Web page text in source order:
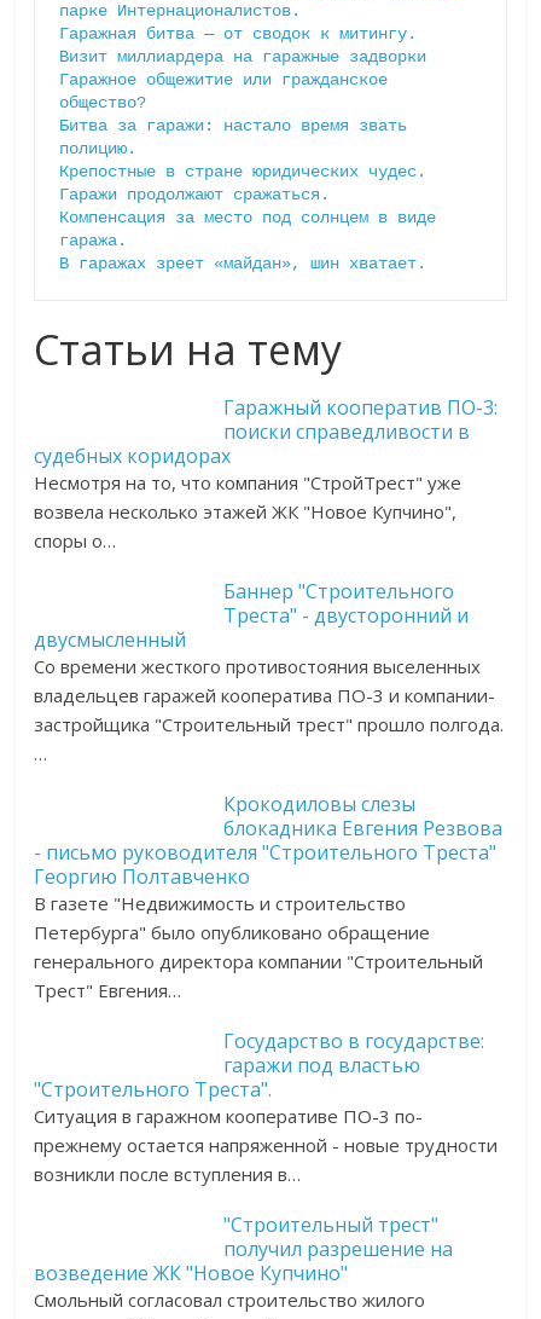
парке Интернационалистов.
Гаражная битва — от сводок к митингу.
Визит миллиардера на гаражные задворки
Гаражное общежитие или гражданское
общество?
Битва за гаражи: настало время звать
полицию.
Крепостные в стране юридических чудес.
Гаражи продолжают сражаться.
Компенсация за место под солнцем в виде
гаража.
В гаражах зреет «майдан», шин хватает.
Статьи на тему
Гаражный кооператив ПО-3:
поиски справедливости в
судебных коридорах
Несмотря на то, что компания "СтройТрест" уже
возвела несколько этажей ЖК "Новое Купчино",
споры о…
Баннер "Строительного
Треста" - двусторонний и
двусмысленный
Со времени жесткого противостояния выселенных
владельцев гаражей кооператива ПО-3 и компании-
застройщика "Строительный трест" прошло полгода.
…
Крокодиловы слезы
блокадника Евгения Резвова
- письмо руководителя "Строительного Треста"
Георгию Полтавченко
В газете "Недвижимость и строительство
Петербурга" было опубликовано обращение
генерального директора компании "Строительный
Трест" Евгения…
Государство в государстве:
гаражи под властью
"Строительного Треста".
Ситуация в гаражном кооперативе ПО-3 по-
прежнему остается напряженной - новые трудности
возникли после вступления в…
"Строительный трест"
получил разрешение на
возведение ЖК "Новое Купчино"
Смольный согласовал строительство жилого